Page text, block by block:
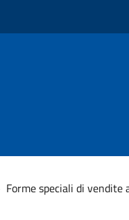
Forme speciali di